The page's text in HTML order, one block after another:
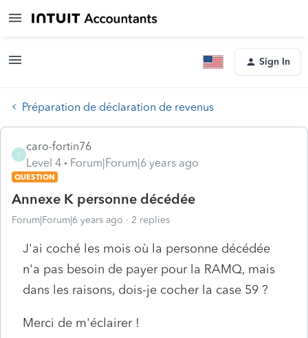
Sign In
Préparation de déclaration de revenus
C
caro-fortin76
Level 4
Forum|Forum|6 years ago
QUESTION
Annexe K personne décédée
Forum|Forum|6 years ago 2 replies
J'ai coché les mois où la personne décédée
n'a pas besoin de payer pour la RAMQ, mais
dans les raisons, dois-je cocher la case 59 ?
Merci de m'éclairer !